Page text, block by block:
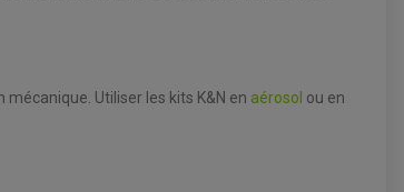
Utiliser les kits K&N en aérosol ou en